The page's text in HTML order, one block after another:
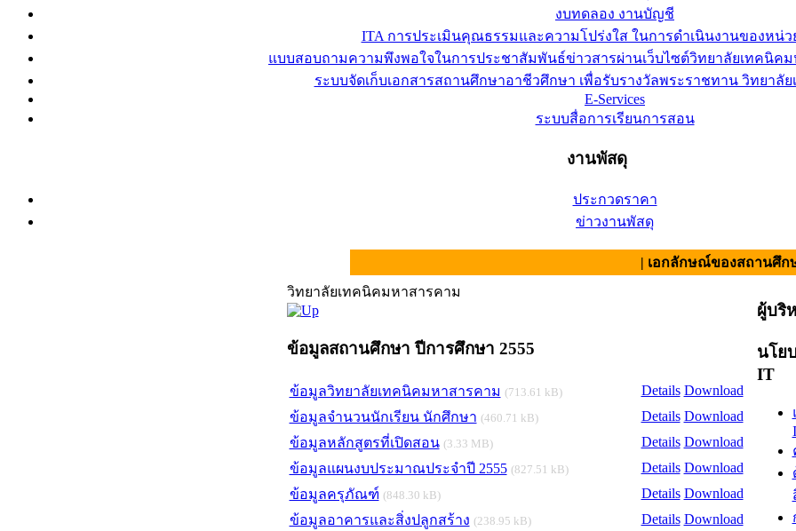
งบทดลอง งานบัญชี
ITA การประเมินคุณธรรมและความโปร่งใส ในการดำเนินงานของหน่
แบบสอบถามความพึงพอใจในการประชาสัมพันธ์ข่าวสารผ่านเว็บไซต์วิทยาลัยเทคนิคม
ระบบจัดเก็บเอกสารสถานศึกษาอาชีวศึกษา เพื่อรับรางวัลพระราชทาน วิทยาลั
E-Services
ระบบสื่อการเรียนการสอน
งานพัสดุ
ประกวดราคา
ข่าวงานพัสดุ
| เอกลักษณ์ของสถานศึกษา :
วิทยาลัยเทคนิคมหาสารคาม
ข้อมูลสถานศึกษา ปีการศึกษา 2555
ข้อมูลวิทยาลัยเทคนิคมหาสารคาม (713.61 kB) Details Download
ข้อมูลจำนวนนักเรียน นักศึกษา (460.71 kB) Details Download
ข้อมูลหลักสูตรที่เปิดสอน (3.33 MB) Details Download
ข้อมูลแผนงบประมาณประจำปี 2555 (827.51 kB) Details Download
ข้อมูลครุภัณฑ์ (848.30 kB) Details Download
ข้อมูลอาคารและสิ่งปลูกสร้าง (238.95 kB) Details Download
ผู้บริ
นโย
IT